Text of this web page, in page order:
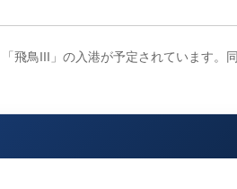
飛鳥III」の入港が予定されています。